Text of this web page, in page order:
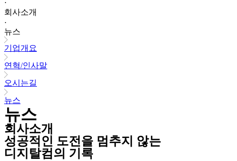
·
회사소개
·
뉴스
기업개요
연혁/인사말
오시는길
뉴스
뉴스
회사소개
성공적인 도전을 멈추지 않는
디지탈컴의 기록